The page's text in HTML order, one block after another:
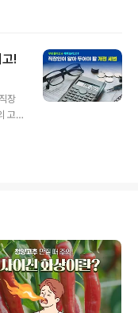
같
는
(S
아
망
는
시
!
장
고
인
직
도
적
금